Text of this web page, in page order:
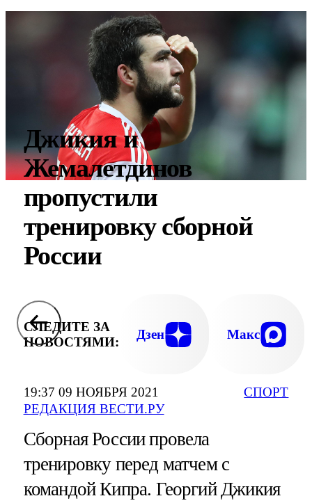
19:37 09 НОЯБРЯ 2021
РЕДАКЦИЯ ВЕСТИ.РУ
СПОРТ
Джикия и
Жемалетдинов
пропустили
тренировку сборной
России
СЛЕДИТЕ ЗА
НОВОСТЯМИ:
Дзен Макс
Сборная России провела
тренировку перед матчем с
командой Кипра. Георгий Джикия